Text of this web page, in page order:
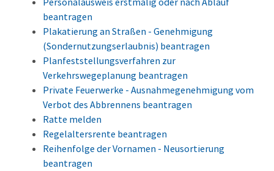
beantragen
Plakatierung an Straßen - Genehmigung
(Sondernutzungserlaubnis) beantragen
Planfeststellungsverfahren zur
Verkehrswegeplanung beantragen
Private Feuerwerke - Ausnahmegenehmigung vom
Verbot des Abbrennens beantragen
Ratte melden
Regelaltersrente beantragen
Reihenfolge der Vornamen - Neusortierung
beantragen